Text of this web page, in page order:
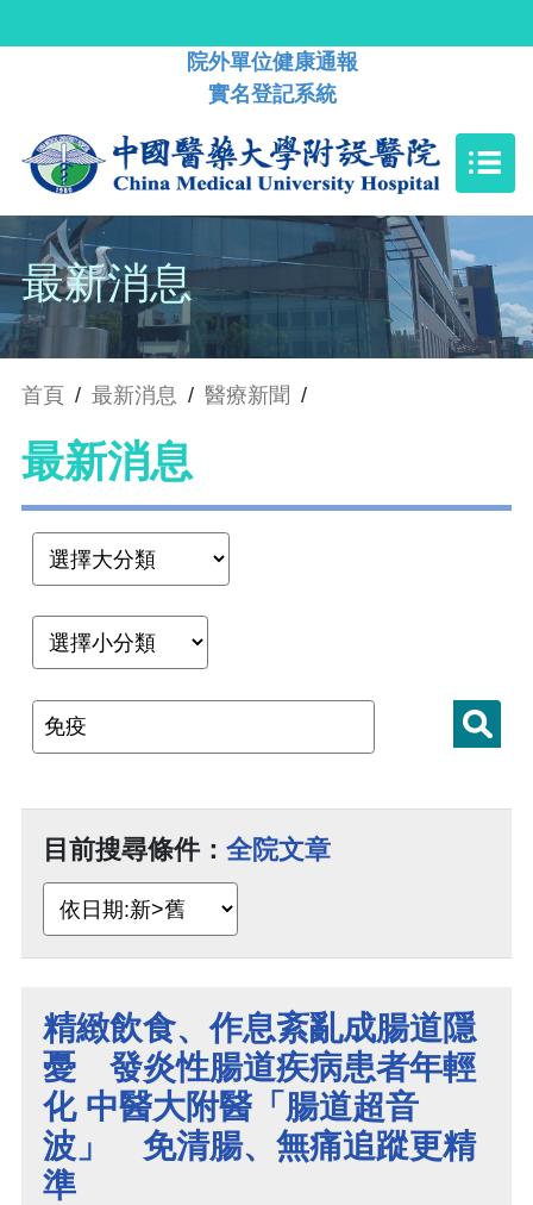
院外單位健康通報
實名登記系統
最新消息
首頁 / 最新消息 / 醫療新聞 /
最新消息
目前搜尋條件： 全院文章
精緻飲食、作息紊亂成腸道隱
憂 發炎性腸道疾病患者年輕
化 中醫大附醫「腸道超音
波」 免清腸、無痛追蹤更精
準